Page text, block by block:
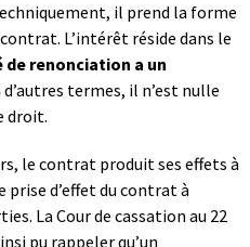
il prend la forme
L’intérêt réside dans le
renonciation a un
d’autres termes, il n’est nulle
droit.
le contrat produit ses effets à
prise d’effet du contrat à
La Cour de cassation au 22
pu rappeler qu’un